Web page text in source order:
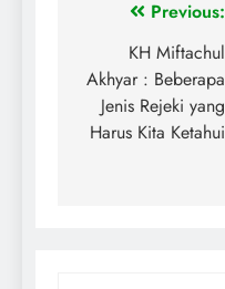
Previous:
KH Miftachul
Akhyar : Beberapa
Jenis Rejeki yang
Harus Kita Ketahui